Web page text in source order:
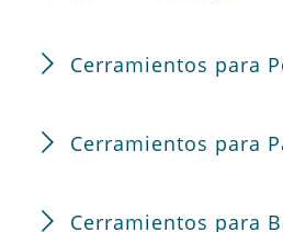
Cerramientos para
Cerramientos para
Cerramientos para